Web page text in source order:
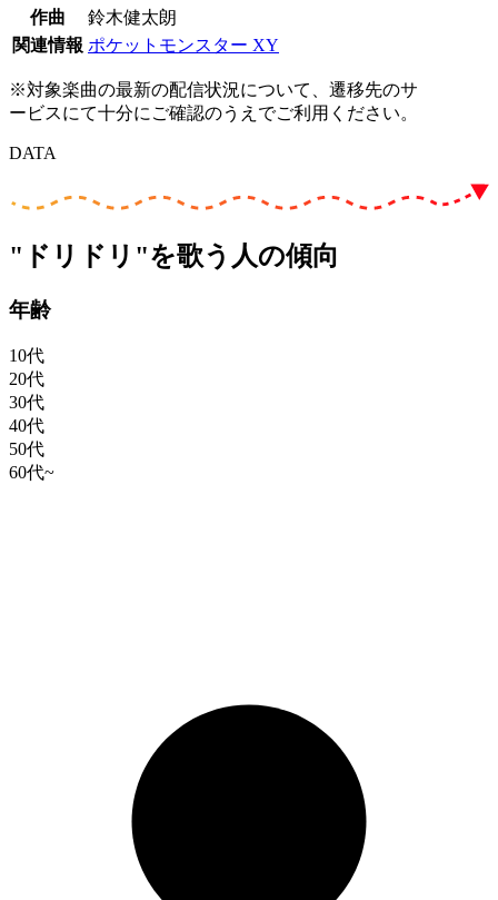
作曲
鈴木健太朗
関連情報 ポケットモンスター XY
※対象楽曲の最新の配信状況について、遷移先のサ
ービスにて十分にご確認のうえでご利用ください。
DATA
"ドリドリ"を歌う人の傾向
年齢
10代
20代
30代
40代
50代
60代~